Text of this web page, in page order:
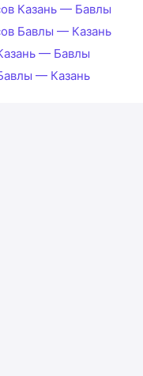
Казань — Бавлы
Бавлы — Казань
— Бавлы
— Казань